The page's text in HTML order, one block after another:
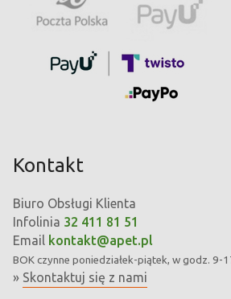
Kontakt
Biuro Obsługi Klienta
Infolinia 32 411 81 51
Email kontakt@apet.pl
BOK czynne poniedziałek-piątek, w godz. 9-
» Skontaktuj się z nami